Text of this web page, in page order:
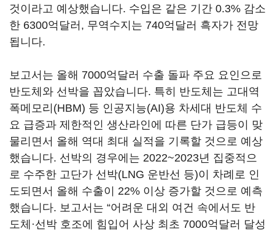
것이라고 예상했습니다. 수입은 같은 기간 0.3% 감소
한 6300억달러 , 무역수지는 740억달러 흑자가 전망
됩니다.
보고서는 올해 7000억달러 수출 돌파 주요 요인으로
반도체와 선박을 꼽았습니다. 특히 반도체는 고대역
폭메모리 (HBM) 등 인공지능(AI)용 차세대 반도체 수
요 급증과 제한적인 생산라인에 따른 단가 급등이 맞
물리면서 올해 역대 최대 실적을 기록할 것으로 예상
했습니다. 선박의 경우에는 2022~2023년 집중적으
로 수주한 고단가 선박(LNG 운반선 등)이 차례로 인
도되면서 올해 수출이 22% 이상 증가할 것으로 예측
했습니다. 보고서는 “어려운 대외 여건 속에서도 반
도체·선박 호조에 힘입어 사상 최초 7000억달러 달성